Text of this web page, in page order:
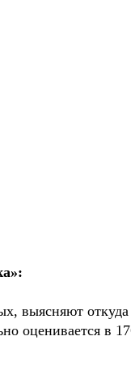
выясняют откуда
оценивается в